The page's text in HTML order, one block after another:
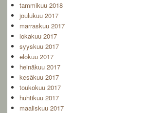
tammikuu 2018
joulukuu 2017
marraskuu 2017
lokakuu 2017
syyskuu 2017
elokuu 2017
heinäkuu 2017
kesäkuu 2017
toukokuu 2017
huhtikuu 2017
maaliskuu 2017